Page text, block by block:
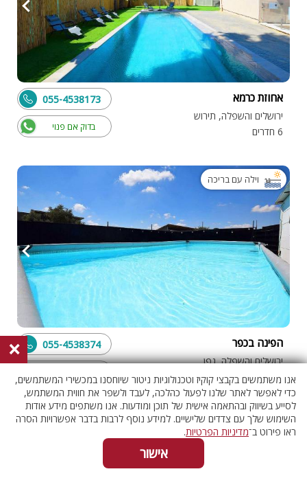
אחוזת כרמא
ירושלים והשפלה, תירוש
6 חדרים
בדוק אם פנוי
055-4538173
וילה עם בריכה
הפינה בכפר
ירושלים והשפלה, גפן
4 חדרים
055-4538374
וילה עם בריכה
×
אנו משתמשים בקבצי קוקיז וטכנולוגיות ניטור שיוחסנו במכשירי המשתמשים,
כדי לאפשר לאתר שלנו לפעול כהלכה, לעבד ולשפר את חווית המשתמש,
לסייע בשיווק ובהתאמה אישית של תוכן ומודעות. אנו משתפים מידע אודות
השימוש שלך עם צדדים שלישיים. למידע נוסף לרבות בדבר אפשרויות הסרה
ראו פירוט ב־מדיניות הפרטיות.
אישור